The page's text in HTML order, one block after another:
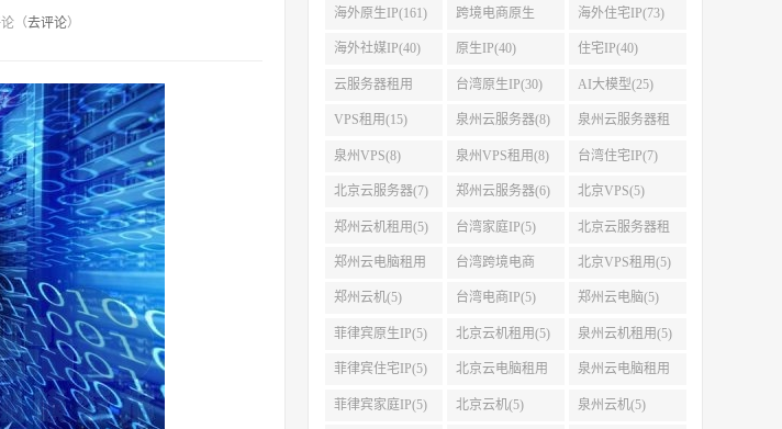
（去评论）
海外原生IP(161) 跨境电商原生
IP(108)
海外住宅IP(73)
海外社媒IP(40) 原生IP(40) 住宅IP(40)
云服务器租用
(37)
台湾原生IP(30) AI大模型(25)
VPS租用(15) 泉州云服务器(8) 泉州云服务器租
用(8)
泉州VPS(8) 泉州VPS租用(8) 台湾住宅IP(7)
北京云服务器(7) 郑州云服务器(6) 北京VPS(5)
郑州云机租用(5) 台湾家庭IP(5) 北京云服务器租
用(5)
郑州云电脑租用
(5)
台湾跨境电商
IP(5)
北京VPS租用(5)
郑州云机(5) 台湾电商IP(5) 郑州云电脑(5)
菲律宾原生IP(5) 北京云机租用(5) 泉州云机租用(5)
菲律宾住宅IP(5) 北京云电脑租用
(5)
泉州云电脑租用
(5)
菲律宾家庭IP(5) 北京云机(5) 泉州云机(5)